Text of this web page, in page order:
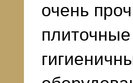
очень